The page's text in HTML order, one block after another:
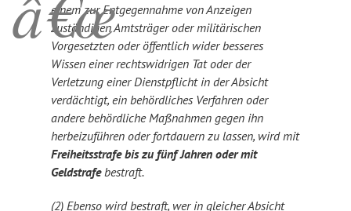
einem zur Entgegennahme von Anzeigen
zuständigen Amtsträger oder militärischen
Vorgesetzten oder öffentlich wider besseres
Wissen einer rechtswidrigen Tat oder der
Verletzung einer Dienstpflicht in der Absicht
verdächtigt, ein behördliches Verfahren oder
andere behördliche Maßnahmen gegen ihn
herbeizuführen oder fortdauern zu lassen, wird mit
Freiheitsstrafe bis zu fünf Jahren oder mit
Geldstrafebestraft.
(2) Ebenso wird bestraft, wer in gleicher Absicht